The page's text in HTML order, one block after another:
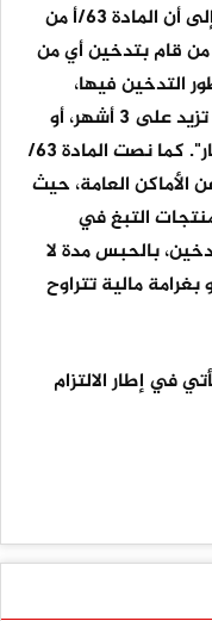
وفيما يتعلق بالعقوبات، أشار التعميم إلى أن المادة 63/أ من
قام بتدخين أي من
التدخين فيها،
يعاقب بالحبس مدة لا تقل عن شهر ولا تزيد على 3 أشهر، أو
بغرامة مالية تتراوح بين 100 و200 دينار". كما نصت المادة 63/
العامة، حيث
التبغ في
بالحبس مدة لا
تزيد على 6 أشهر، أو بغرامة مالية تتراوح
في إطار الالتزام